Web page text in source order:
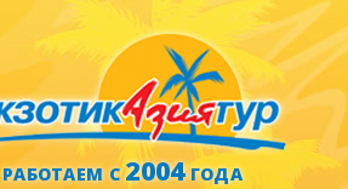
РАБОТАЕМ С2004ГОДА